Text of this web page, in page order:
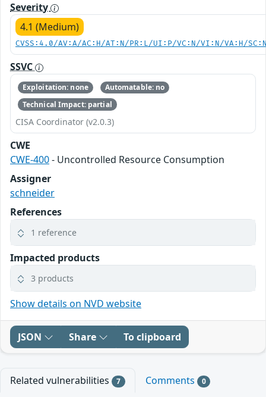
Severity
4.1 (Medium)
CVSS:4.0/AV:A/AC:H/AT:N/PR:L/UI:P/VC:N/VI:N/VA:H/
SSVC
Exploitation: none
Automatable: no
Technical Impact: partial
CISA Coordinator (v2.0.3)
CWE
CWE-400- Uncontrolled Resource Consumption
Assigner
schneider
References
1 reference
Impacted products
3 products
Show details on NVD website
JSON Share To clipboard
Related vulnerabilities 7 Comments 0